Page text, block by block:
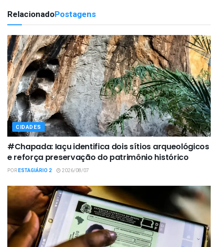
RelacionadoPostagens
CIDADES
#Chapada: Iaçu identifica dois sítios arqueológicos
e reforça preservação do patrimônio histórico
PORESTAGIÁRIO 2 2026/08/07